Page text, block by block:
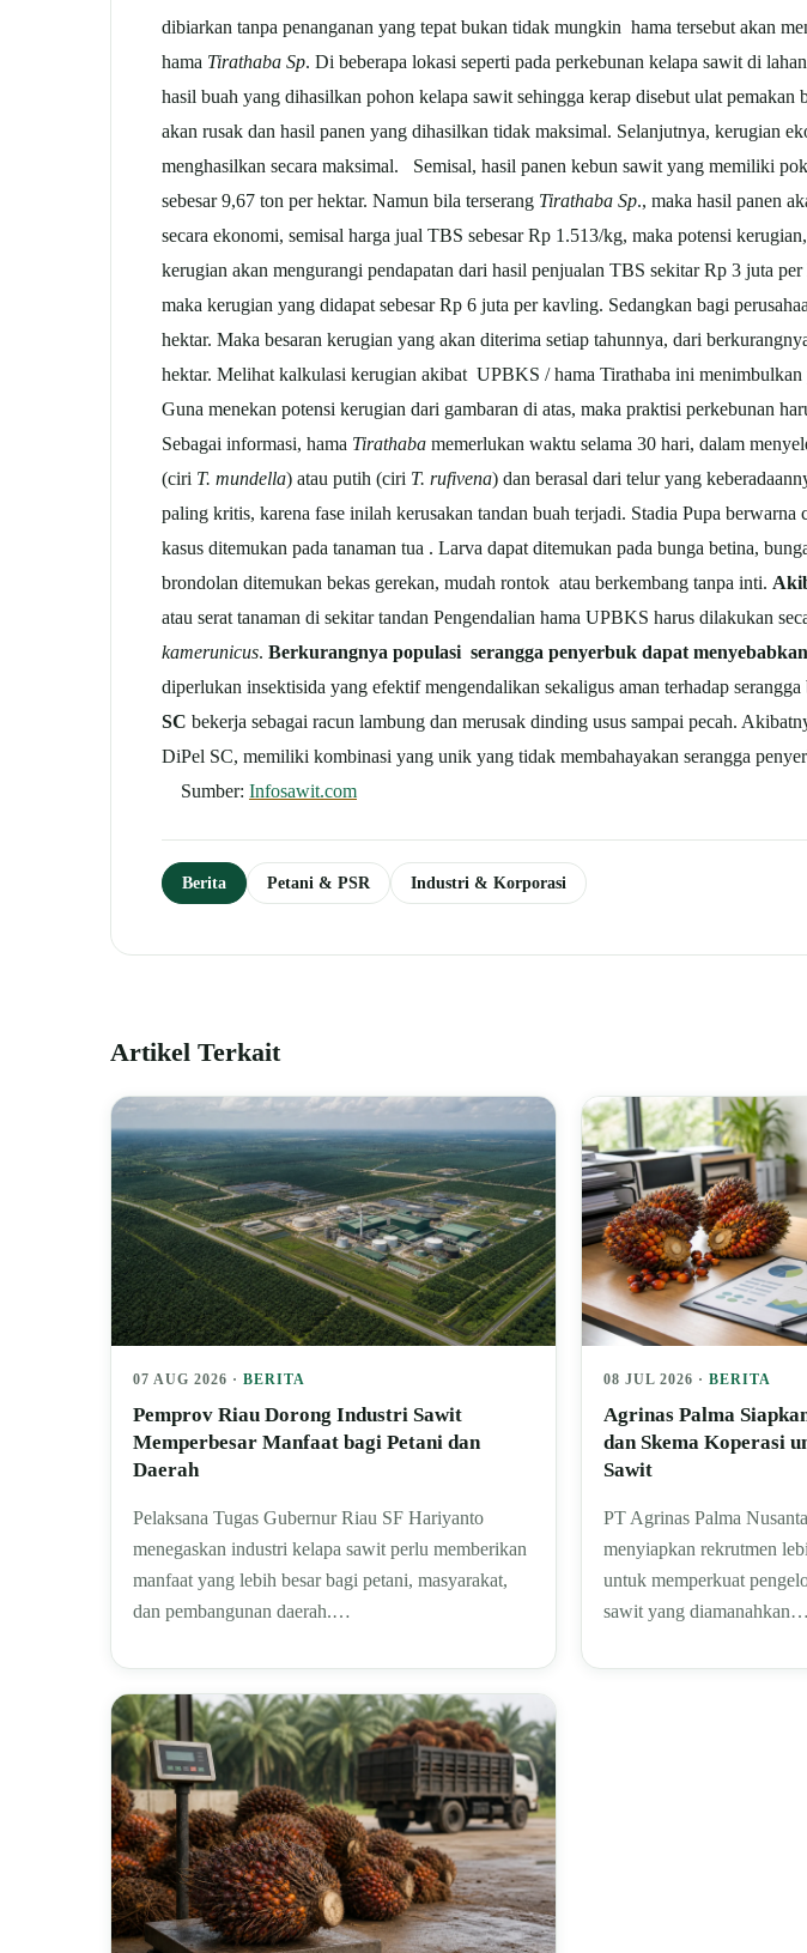
dibiarkan tanpa penanganan yang tepat bukan tidak mungkin hama tersebut akan
hama Tirathaba Sp. Di beberapa lokasi seperti pada perkebunan kelapa sawit di
hasil buah yang dihasilkan pohon kelapa sawit sehingga kerap disebut ulat
akan rusak dan hasil panen yang dihasilkan tidak maksimal. Selanjutnya, kerugian
menghasilkan secara maksimal. Semisal, hasil panen kebun sawit yang memiliki
sebesar 9,67 ton per hektar. Namun bila terserang Tirathaba Sp., maka hasil panen
secara ekonomi, semisal harga jual TBS sebesar Rp 1.513/kg, maka potensi
kerugian akan mengurangi pendapatan dari hasil penjualan TBS sekitar Rp 3 juta
maka kerugian yang didapat sebesar Rp 6 juta per kavling. Sedangkan bagi
hektar. Maka besaran kerugian yang akan diterima setiap tahunnya, dari
hektar. Melihat kalkulasi kerugian akibat UPBKS / hama Tirathaba ini
Guna menekan potensi kerugian dari gambaran di atas, maka praktisi perkebunan
Sebagai informasi, hama Tirathaba memerlukan waktu selama 30 hari, dalam
(ciri T. mundella) atau putih (ciri T. rufivena) dan berasal dari telur yang
paling kritis, karena fase inilah kerusakan tandan buah terjadi. Stadia Pupa berwarna
kasus ditemukan pada tanaman tua . Larva dapat ditemukan pada bunga betina,
brondolan ditemukan bekas gerekan, mudah rontok atau berkembang tanpa inti.
atau serat tanaman di sekitar tandan Pengendalian hama UPBKS harus dilakukan
kamerunicus. Berkurangnya populasi serangga penyerbuk dapat
diperlukan insektisida yang efektif mengendalikan sekaligus aman terhadap serangga
SC bekerja sebagai racun lambung dan merusak dinding usus sampai pecah.
DiPel SC, memiliki kombinasi yang unik yang tidak membahayakan serangga
Sumber: Infosawit.com
Berita Petani & PSR Industri & Korporasi
Artikel Terkait
07 AUG 2026 · BERITA
Pemprov Riau Dorong Industri Sawit
Memperbesar Manfaat bagi Petani dan
Daerah
Pelaksana Tugas Gubernur Riau SF Hariyanto
menegaskan industri kelapa sawit perlu memberikan
manfaat yang lebih besar bagi petani, masyarakat,
dan pembangunan daerah.…
08 JUL 2026 ·BERITA
Agrinas Palma
dan Skema Koperasi
Sawit
PT Agrinas Palma
menyiapkan rekrutmen
untuk memperkuat
sawit yang diamanahkan…